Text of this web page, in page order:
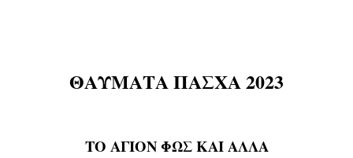
ΘΑΥΜΑΤΑ ΠΑΣΧΑ 2023
ΤΟ ΑΓΙΟΝ ΦΩΣ ΚΑΙ ΑΛΛΑ